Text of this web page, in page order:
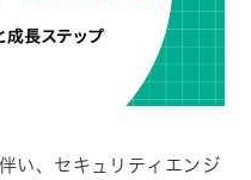
い、セキュリティエンジ